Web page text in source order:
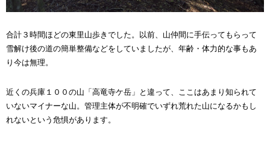
合計３時間ほどの東里山歩きでした。以前、山仲間に手伝ってもらって
雪解け後の道の簡単整備などをしていましたが、年齢・体力的な事もあ
り今は無理。
近くの兵庫１００の山「高竜寺ケ岳」と違って、ここはあまり知られて
いないマイナーな山。管理主体が不明確でいずれ荒れた山になるかもし
れないという危惧があります。